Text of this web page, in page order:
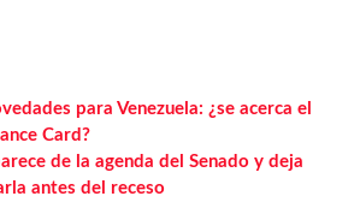
para Venezuela: ¿se acerca el
Card?
de la agenda del Senado y deja
antes del receso